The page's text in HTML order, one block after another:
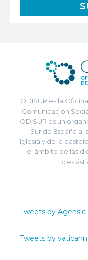
ODISUR es la
Comunicación
ODISUR es un
Sur de España
Iglesia y de la
el ámbito de las
Tweets by Agensic
Tweets by